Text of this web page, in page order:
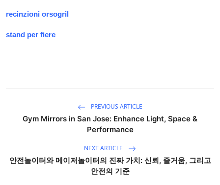
recinzioni orsogril
stand per fiere
PREVIOUS ARTICLE
Gym Mirrors in San Jose: Enhance Light, Space &
Performance
NEXT ARTICLE
안전놀이터와 메이저놀이터의 진짜 가치: 신뢰, 즐거움, 그리고
안전의 기준